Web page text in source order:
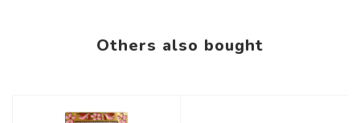
Others also bought